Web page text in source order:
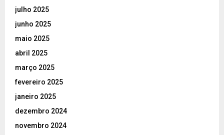
julho 2025
junho 2025
maio 2025
abril 2025
março 2025
fevereiro 2025
janeiro 2025
dezembro 2024
novembro 2024